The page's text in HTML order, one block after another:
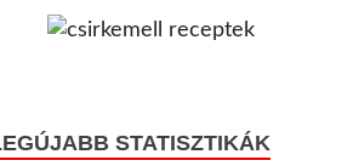
STATISZTIKÁK